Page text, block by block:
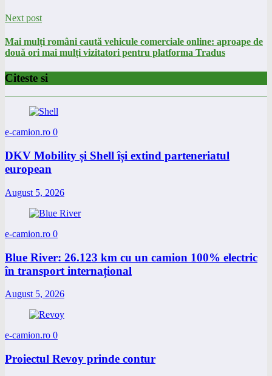
Next post
Mai mulți români caută vehicule comerciale online: aproape de
două ori mai mulți vizitatori pentru platforma Tradus
Citeste si
e-camion.ro 0
DKV Mobility și Shell își extind parteneriatul
european
August 5, 2026
e-camion.ro 0
Blue River: 26.123 km cu un camion 100% electric
în transport internațional
August 5, 2026
e-camion.ro 0
Proiectul Revoy prinde contur